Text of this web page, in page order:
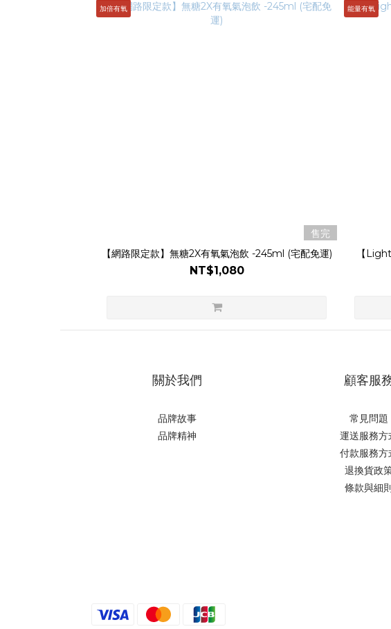
加倍有氧
售完
【網路限定款】無糖2X有氧氣泡飲 -245ml (宅配免運)
NT$1,080
能量有氧
【
關於我們
品牌故事
品牌精神
顧客服
常見問題
運送服務方
付款服務方
退換貨政
條款與細